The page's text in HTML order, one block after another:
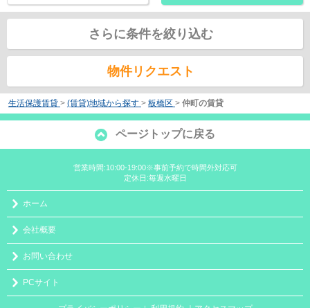
さらに条件を絞り込む
物件リクエスト
生活保護賃貸 > (賃貸)地域から探す > 板橋区 > 仲町の賃貸
ページトップに戻る
営業時間:10:00-19:00※事前予約で時間外対応可
定休日:毎週水曜日
ホーム
会社概要
お問い合わせ
PCサイト